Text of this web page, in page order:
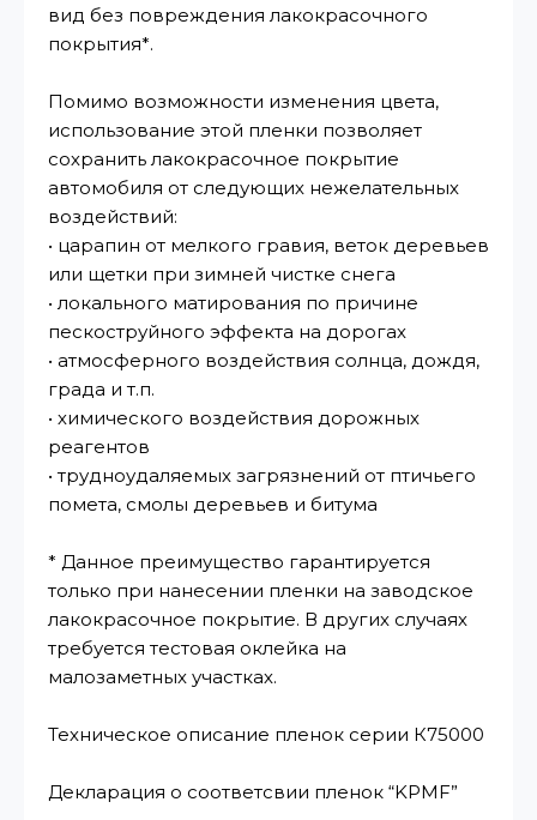
вид без повреждения лакокрасочного
покрытия*.
Помимо возможности изменения цвета,
использование этой пленки позволяет
сохранить лакокрасочное покрытие
автомобиля от следующих нежелательных
воздействий:
• царапин от мелкого гравия, веток деревьев
или щетки при зимней чистке снега
• локального матирования по причине
пескоструйного эффекта на дорогах
• атмосферного воздействия солнца, дождя,
града и т.п.
• химического воздействия дорожных
реагентов
• трудноудаляемых загрязнений от птичьего
помета, смолы деревьев и битума
* Данное преимущество гарантируется
только при нанесении пленки на заводское
лакокрасочное покрытие. В других случаях
требуется тестовая оклейка на
малозаметных участках.
Техническое описание пленок серии К75000
Декларация о соответсвии пленок “KPMF”